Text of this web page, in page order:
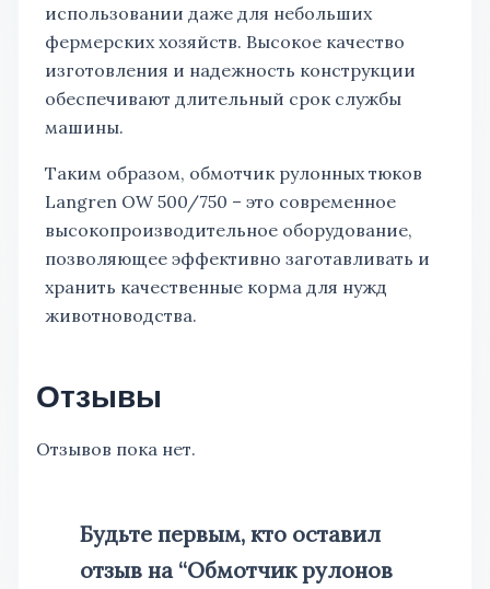
использовании даже для небольших
фермерских хозяйств. Высокое качество
изготовления и надежность конструкции
обеспечивают длительный срок службы
машины.
Таким образом, обмотчик рулонных тюков
Langren OW 500/750 – это современное
высокопроизводительное оборудование,
позволяющее эффективно заготавливать и
хранить качественные корма для нужд
животноводства.
Отзывы
Отзывов пока нет.
Будьте первым, кто оставил
отзыв на “Обмотчик рулонов